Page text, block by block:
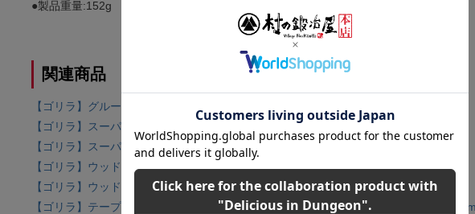
●製品重量:152g
関連商品
【ゴリラ】グルー クリア 超強力多用途接着剤 51ml
【ゴリラ】スーパーグルー 強力瞬間接着剤 3g
【ゴリラ】スーパーグルー ジェル 強力瞬間接着剤 3g
【ゴリラ】ウッドグルー 木材・布・紙用接着剤 118ml
【ゴリラ】ウッドグルー 木材・布・紙用接着剤 532ml
【ゴリラ】テープ シルバー 超強力多用途ダクトテープ 幅48mm×長さ11m×厚さ0.43mm